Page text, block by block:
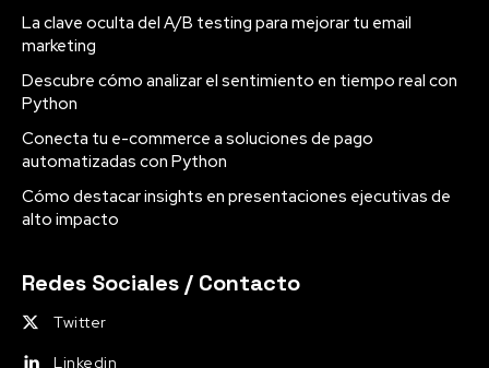
La clave oculta del A/B testing para mejorar tu email
marketing
Descubre cómo analizar el sentimiento en tiempo real con
Python
Conecta tu e-commerce a soluciones de pago
automatizadas con Python
Cómo destacar insights en presentaciones ejecutivas de
alto impacto
Redes Sociales / Contacto
Twitter
Linkedin